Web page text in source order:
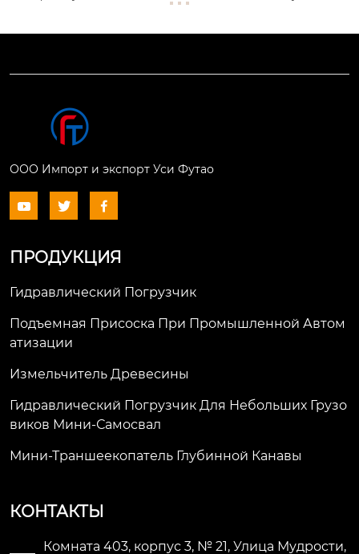
ООО Импорт и экспорт Уси Футао
  
ПРОДУКЦИЯ
Гидравлический Погрузчик
Подъемная Присоска При Промышленной Автом
Атизации
Измельчитель Древесины
Гидравлический Погрузчик Для Небольших Грузо
Виков Мини-Самосвал
Мини-Траншеекопатель Глубинной Канавы
КОНТАКТЫ
Комната 403, корпус 3, № 21, Улица Мудрости,